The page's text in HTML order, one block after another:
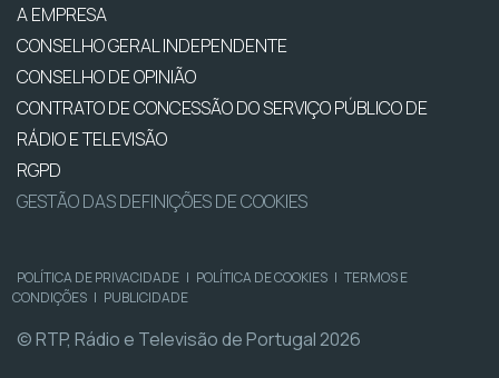
A EMPRESA
CONSELHO GERAL INDEPENDENTE
CONSELHO DE OPINIÃO
CONTRATO DE CONCESSÃO DO SERVIÇO PÚBLICO DE
RÁDIO E TELEVISÃO
RGPD
GESTÃO DAS DEFINIÇÕES DE COOKIES
POLÍTICA DE PRIVACIDADE | POLÍTICA DE COOKIES | TERMOS E
CONDIÇÕES | PUBLICIDADE
© RTP, Rádio e Televisão de Portugal 2026